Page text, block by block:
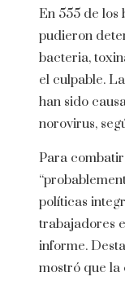
En 555 de los
pudieron
bacteria,
el culpable.
han sido
norovirus,
Para
políticas
trabajadores
informe.
mostró que la